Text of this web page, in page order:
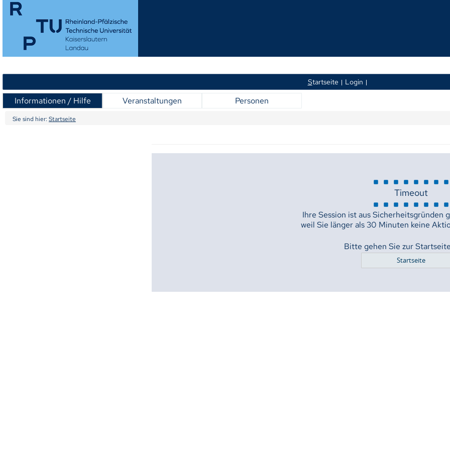
Startseite Login
Informationen / Hilfe Veranstaltungen Personen
Sie sind hier: Startseite
Timeout
Ihre Session ist aus Sicherheitsgründen
weil Sie länger als 30 Minuten keine
Bitte gehen Sie zur